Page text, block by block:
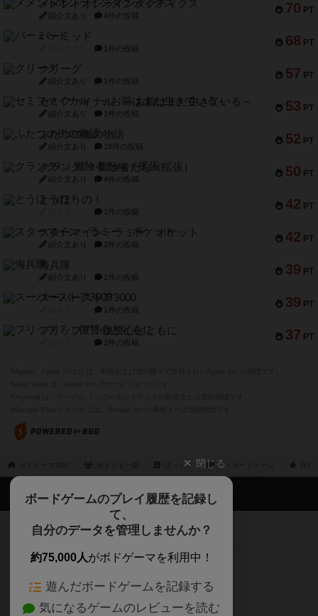
70 PT
メメントオンラインタクティクス
紹介文あり 4件の投稿
68 PT
パーミッド
1件の投稿
57 PT
クリーグ
紹介文あり 1件の投稿
53 PT
セミファイナル ～お前はまだ生きている～
紹介文あり 1件の投稿
52 PT
ふたつの街の物語
紹介文あり 18件の投稿
50 PT
クランク! ：冒険者たち（拡張）
紹介文あり 4件の投稿
42 PT
とうほうの！
1件の投稿
42 PT
スターマイン・ラミー ポケット
紹介文あり 2件の投稿
39 PT
海兵隊
紹介文あり 1件の投稿
39 PT
スーパーストア3000
1件の投稿
37 PT
フリップ７：復讐心とともに
2件の投稿
ぽっくり マイボードゲーム
閉じる
ボードゲームのプレイ履歴を記録し
て、
自分のデータを管理しませんか？
約75,000人がボドゲーマを利用中！
遊んだボードゲームを記録する
気になるゲームのレビューを読む
ボドゲーマTOP
ボードゲームを検索する
ボードゲームの新着レビュー
ボードゲーム会情報